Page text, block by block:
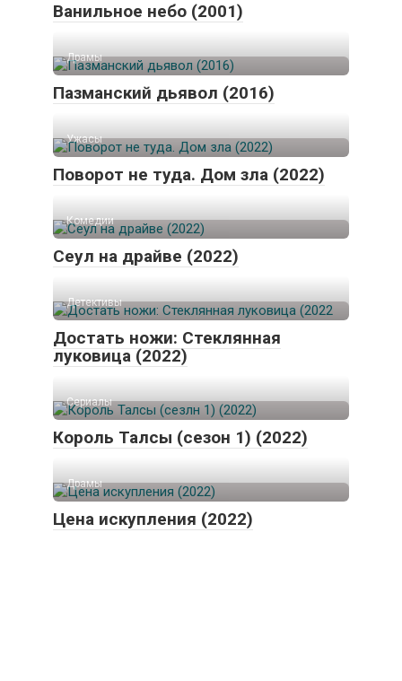
Ванильное небо (2001)
Драмы
Пазманский дьявол (2016)
Ужасы
Поворот не туда. Дом зла (2022)
Комедии
Сеул на драйве (2022)
Детективы
Достать ножи: Стеклянная
луковица (2022)
Сериалы
Король Талсы (сезон 1) (2022)
Драмы
Цена искупления (2022)